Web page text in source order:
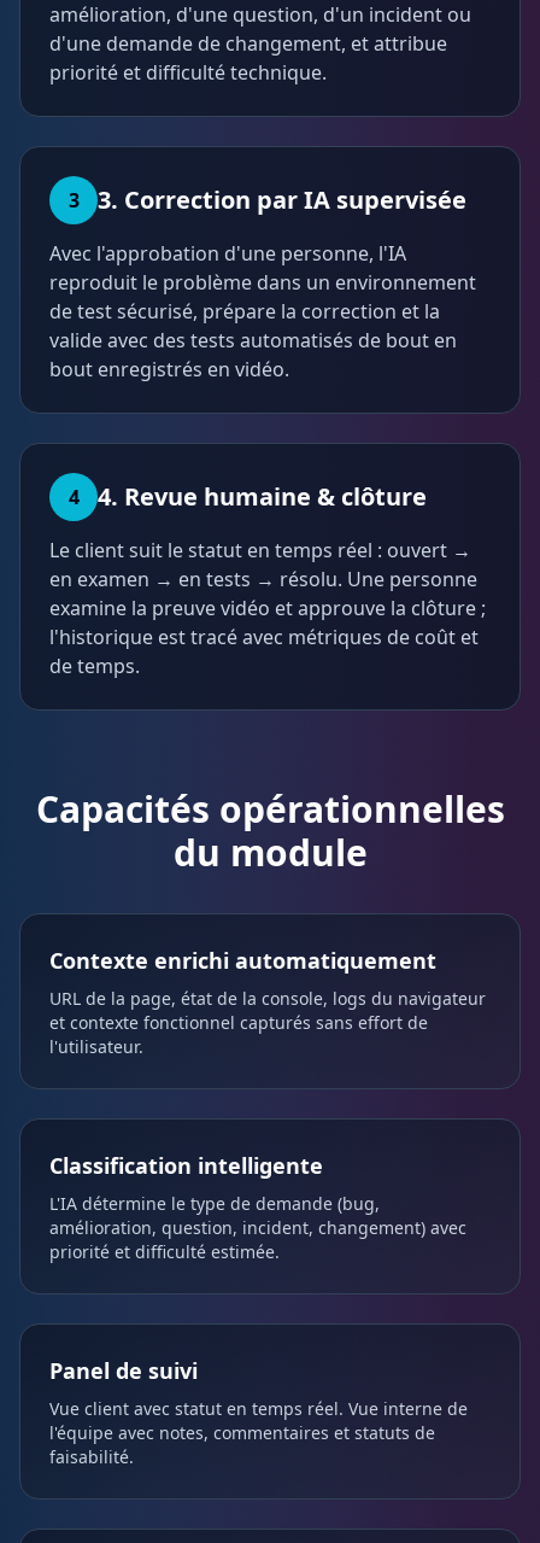
amélioration, d'une question, d'un incident ou
d'une demande de changement, et attribue
priorité et difficulté technique.
3 3. Correction par IA supervisée
Avec l'approbation d'une personne, l'IA
reproduit le problème dans un environnement
de test sécurisé, prépare la correction et la
valide avec des tests automatisés de bout en
bout enregistrés en vidéo.
4 4. Revue humaine & clôture
Le client suit le statut en temps réel : ouvert →
en examen → en tests → résolu. Une personne
examine la preuve vidéo et approuve la clôture ;
l'historique est tracé avec métriques de coût et
de temps.
Capacités opérationnelles
du module
Contexte enrichi automatiquement
URL de la page, état de la console, logs du navigateur
et contexte fonctionnel capturés sans effort de
l'utilisateur.
Classification intelligente
L'IA détermine le type de demande (bug,
amélioration, question, incident, changement) avec
priorité et difficulté estimée.
Panel de suivi
Vue client avec statut en temps réel. Vue interne de
l'équipe avec notes, commentaires et statuts de
faisabilité.